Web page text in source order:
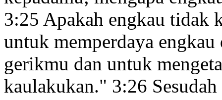
3:25 Apakah engkau tidak
untuk memperdaya
gerikmu dan untuk
kaulakukan." 3:26